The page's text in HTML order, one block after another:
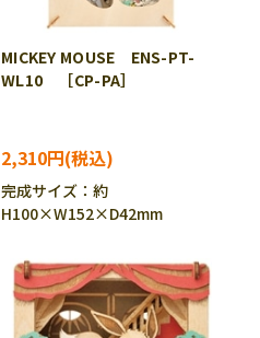
MICKEY MOUSE ENS-PT-
WL10 ［CP-PA］
2,310円
完成サイズ：約
H100×W152×D42mm